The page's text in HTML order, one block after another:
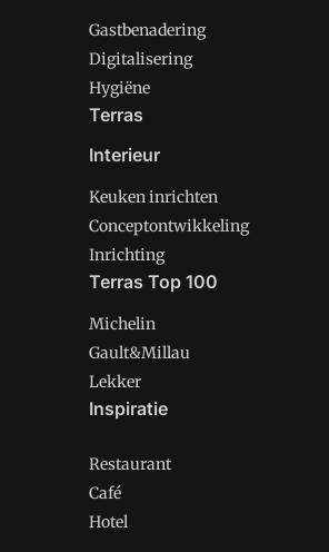
Gastbenadering
Digitalisering
Hygiëne
Terras
Interieur
Keuken inrichten
Conceptontwikkeling
Inrichting
Terras Top 100
Michelin
Gault&Millau
Lekker
Inspiratie
Restaurant
Café
Hotel